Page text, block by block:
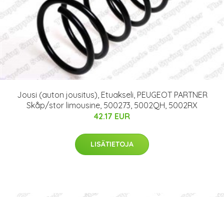
Jousi (auton jousitus), Etuakseli, PEUGEOT PARTNER
Skåp/stor limousine, 500273, 5002QH, 5002RX
42.17 EUR
LISÄTIETOJA